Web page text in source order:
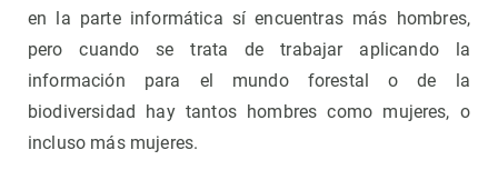
en la parte informática sí encuentras más hombres,
pero cuando se trata de trabajar aplicando la
información para el mundo forestal o de la
biodiversidad hay tantos hombres como mujeres, o
incluso más mujeres.